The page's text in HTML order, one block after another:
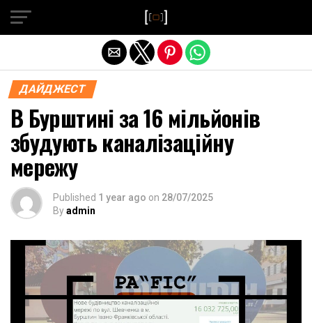
ДАЙДЖЕСТ
В Бурштині за 16 мільйонів
збудують каналізаційну
мережу
Published 1 year ago on 28/07/2025
Byadmin
Exit mobile version